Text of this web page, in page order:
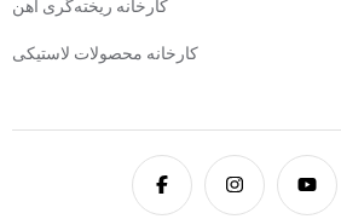
کارخانه ریخته‌گری آهن
کارخانه محصولات لاستیکی